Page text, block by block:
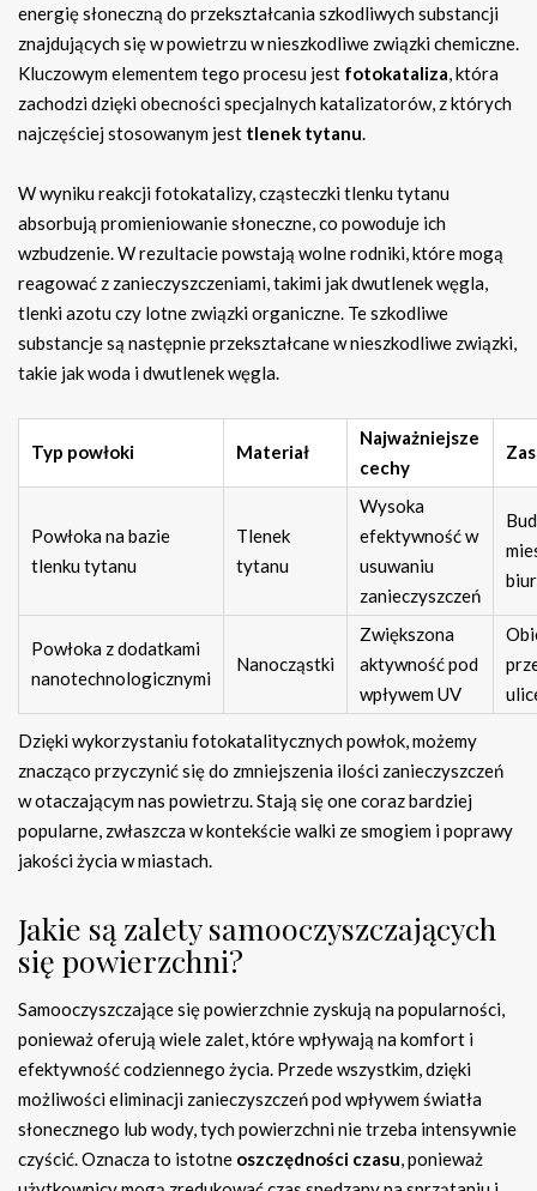
energię słoneczną do przekształcania szkodliwych substancji
znajdujących się w powietrzu w nieszkodliwe związki chemiczne.
Kluczowym elementem tego procesu jest fotokataliza , która
zachodzi dzięki obecności specjalnych katalizatorów, z których
najczęściej stosowanym jest tlenek tytanu
W wyniku reakcji fotokatalizy, cząsteczki tlenku tytanu
absorbują promieniowanie słoneczne, co powoduje ich
wzbudzenie. W rezultacie powstają wolne rodniki, które mogą
reagować z zanieczyszczeniami, takimi jak dwutlenek węgla,
tlenki azotu czy lotne związki organiczne. Te szkodliwe
substancje są następnie przekształcane w nieszkodliwe związki,
takie jak woda i dwutlenek węgla.
Typ powłoki Materiał
Najważniejsze
cechy
Powłoka na bazie
tlenku tytanu
Tlenek
tytanu
Wysoka
efektywność w
usuwaniu
zanieczyszczeń
Powłoka z dodatkami
nanotechnologicznymi
Nanocząstki
Zwiększona
aktywność pod
wpływem UV
Dzięki wykorzystaniu fotokatalitycznych powłok, możemy
znacząco przyczynić się do zmniejszenia ilości zanieczyszczeń
w otaczającym nas powietrzu. Stają się one coraz bardziej
popularne, zwłaszcza w kontekście walki ze smogiem i poprawy
jakości życia w miastach.
Jakie są zalety samooczyszczających
się powierzchni?
Samooczyszczające się powierzchnie zyskują na popularności,
ponieważ oferują wiele zalet, które wpływają na komfort i
efektywność codziennego życia. Przede wszystkim, dzięki
możliwości eliminacji zanieczyszczeń pod wpływem światła
słonecznego lub wody, tych powierzchni nie trzeba intensywnie
czyścić. Oznacza to istotne oszczędności czasu , ponieważ